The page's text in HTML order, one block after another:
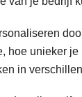
hoe unieker
in